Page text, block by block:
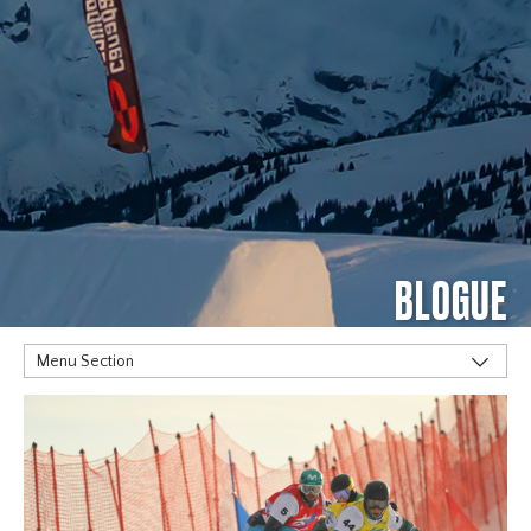
BLOGUE
Menu Section
Alpine
Big Air
Flat Planet